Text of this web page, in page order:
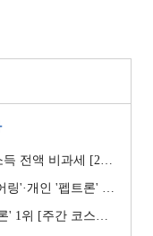
세 [2026 세제개편안]
매수- 2026년 7월27일~7월31일]
- 2026년 7월6일~7월10일]